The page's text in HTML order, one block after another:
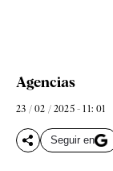
Agencias
23 / 02 / 2025 - 11: 01
Seguir en